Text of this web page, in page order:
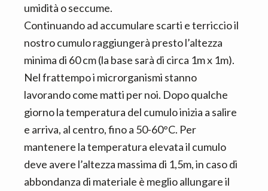
umidità o seccume.
Continuando ad accumulare scarti e terriccio il
nostro cumulo raggiungerà presto l’altezza
minima di 60 cm (la base sarà di circa 1m x 1m).
Nel frattempo i microrganismi stanno
lavorando come matti per noi. Dopo qualche
giorno la temperatura del cumulo inizia a salire
e arriva, al centro, fino a 50-60°C. Per
mantenere la temperatura elevata il cumulo
deve avere l’altezza massima di 1,5m, in caso di
abbondanza di materiale è meglio allungare il